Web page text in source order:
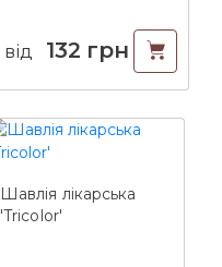
від 132 грн
Шавлія лікарська
'Tricolor'